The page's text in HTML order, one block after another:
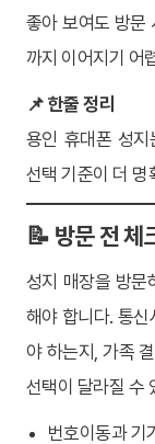
좋아 보여도 방문
까지 이어지기 어
📌 한줄 정리
용인 휴대폰 성
선택 기준이 더 명
📝 방문 전 체
성지 매장을 방문
해야 합니다. 통
야 하는지, 가족
선택이 달라질 수
번호이동과 기